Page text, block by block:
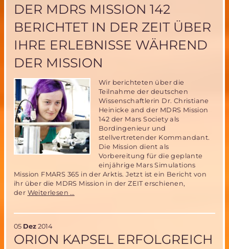
dazu
sollte
DER MDRS MISSION 142
BERICHTET IN DER ZEIT ÜBER
IHRE ERLEBNISSE WÄHREND
DER MISSION
Wir berichteten über die
Teilnahme der deutschen
Wissenschaftlerin Dr. Christiane
Heinicke and der MDRS Mission
142 der Mars Society als
Bordingenieur und
stellvertretender Kommandant.
Die Mission dient als
Vorbereitung für die geplante
einjährige Mars Simulations
Mission FMARS 365 in der Arktis. Jetzt ist ein Bericht von
ihr über die MDRS Mission in der ZEIT erschienen,
der Weiterlesen …
Mission
05 Dez 2014
ORION KAPSEL ERFOLGREICH